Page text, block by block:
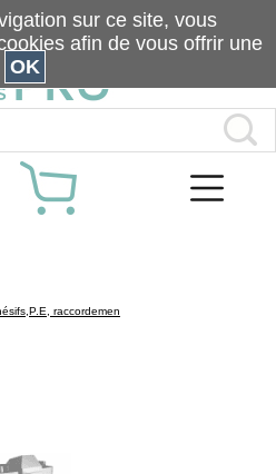
raccordemen
sur ce site, vous
afin de vous offrir une
OK